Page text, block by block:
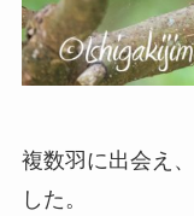
複数羽に出会え
した。